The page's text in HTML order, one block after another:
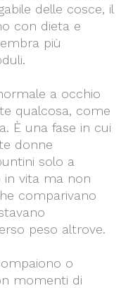
delle cosce, il
con dieta e
più
a occhio
qualcosa, come
È una fase in cui
donne
solo a
in vita ma non
comparivano
peso altrove.
o
momenti di